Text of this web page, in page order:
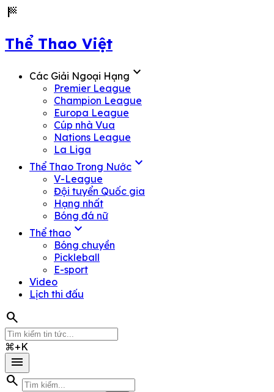
sports_score
Thể Thao Việt
Các Giải Ngoại Hạng expand_more
Premier League
Champion League
Europa League
Cúp nhà Vua
Nations League
La Liga
Thể Thao Trong Nước expand_more
V-League
Đội tuyển Quốc gia
Hạng nhất
Bóng đá nữ
Thể thao expand_more
Bóng chuyền
Pickleball
E-sport
Video
Lịch thi đấu
search
⌘+K
menu
search